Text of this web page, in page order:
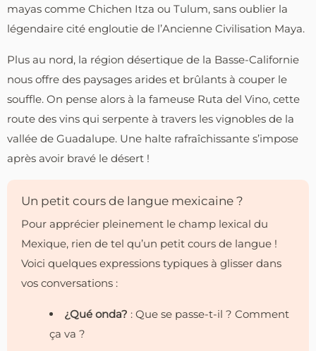
mayas comme Chichen Itza ou Tulum, sans oublier la
légendaire cité engloutie de l’Ancienne Civilisation Maya.
Plus au nord, la région désertique de la Basse-Californie
nous offre des paysages arides et brûlants à couper le
souffle. On pense alors à la fameuse Ruta del Vino, cette
route des vins qui serpente à travers les vignobles de la
vallée de Guadalupe. Une halte rafraîchissante s’impose
après avoir bravé le désert !
Un petit cours de langue mexicaine ?
Pour apprécier pleinement le champ lexical du
Mexique, rien de tel qu’un petit cours de langue !
Voici quelques expressions typiques à glisser dans
vos conversations :
¿Qué onda? : Que se passe-t-il ? Comment
ça va ?